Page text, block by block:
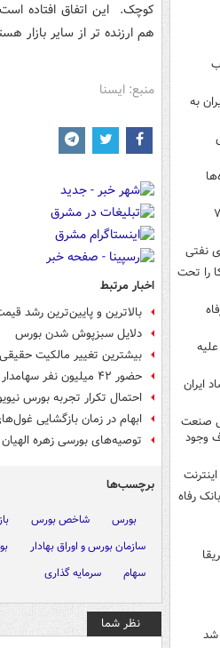
به
صعودی شدن قیمت نفت پس از افت ۷
نفتی
را تحت
ایران
صنعت
وجود
بانک رفاه
شد
کوچک. این اتفاق افتاده
هم ارزنده تر از سایر بازار
منبع: ایسنا
اخبار مرتبط
بالاترین و پایین‌ترین رشد
دلایل سبزپوش شدن بورس
بیشترین تغییر مالکیت
حضور ۴۲ میلیون نفر سهامدار در بورس تهران
احتمال تکرار تجربه بورس
ابهام در زمان بازگشایی
توصیه‌های بورسی زهره الهیان
برچسب‌ها
بورس شاخص بورس
سازمان بورس و اوراق بهادار
سهام
سرمایه گذاری
نظر شما